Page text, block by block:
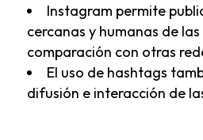
Instagram permite
cercanas y humanas de
comparación con otras
El uso de hashtags
difusión e interacción de